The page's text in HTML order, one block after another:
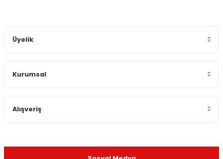
Ürün bilgilerinde hatalar bulunuyor.
Üyelik
Kurumsal
Alışveriş